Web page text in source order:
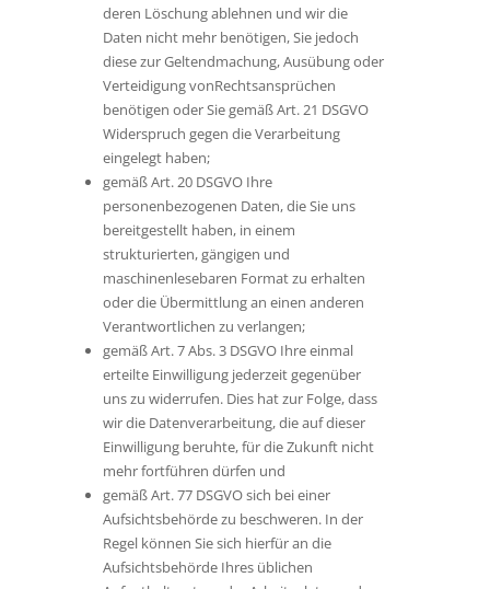
deren Löschung ablehnen und wir die
Daten nicht mehr benötigen, Sie jedoch
diese zur Geltendmachung, Ausübung oder
Verteidigung vonRechtsansprüchen
benötigen oder Sie gemäß Art. 21 DSGVO
Widerspruch gegen die Verarbeitung
eingelegt haben;
gemäß Art. 20 DSGVO Ihre
personenbezogenen Daten, die Sie uns
bereitgestellt haben, in einem
strukturierten, gängigen und
maschinenlesebaren Format zu erhalten
oder die Übermittlung an einen anderen
Verantwortlichen zu verlangen;
gemäß Art. 7 Abs. 3 DSGVO Ihre einmal
erteilte Einwilligung jederzeit gegenüber
uns zu widerrufen. Dies hat zur Folge, dass
wir die Datenverarbeitung, die auf dieser
Einwilligung beruhte, für die Zukunft nicht
mehr fortführen dürfen und
gemäß Art. 77 DSGVO sich bei einer
Aufsichtsbehörde zu beschweren. In der
Regel können Sie sich hierfür an die
Aufsichtsbehörde Ihres üblichen